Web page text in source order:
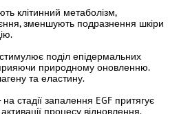
клітинний метаболізм,
зменшують подразнення шкіри
поділ епідермальних
природному оновленню.
та еластину.
стадії запалення EGF притягує
процесу відновлення.